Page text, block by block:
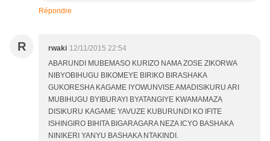
Répondre
R rwaki 12/11/2015 22:54
ABARUNDI MUBEMASO KURIZO NAMA ZOSE ZIKORWA
NIBYOBIHUGU BIKOMEYE BIRIKO BIRASHAKA
GUKORESHA KAGAME IYOWUNVISE AMADISIKURU ARI
MUBIHUGU BYIBURAYI BYATANGIYE KWAMAMAZA
DISIKURU KAGAME YAVUZE KUBURUNDI KO IFITE
ISHINGIRO BIHITA BIGARAGARA NEZA ICYO BASHAKA
NINIKERI YANYU BASHAKA NTAKINDI.